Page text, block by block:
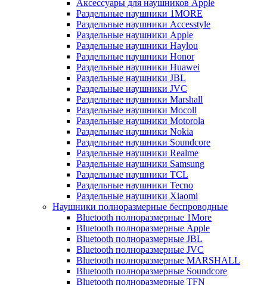
Аксессуары для наушников Apple
Раздельные наушники 1MORE
Раздельные наушники Accesstyle
Раздельные наушники Apple
Раздельные наушники Haylou
Раздельные наушники Honor
Раздельные наушники Huawei
Раздельные наушники JBL
Раздельные наушники JVC
Раздельные наушники Marshall
Раздельные наушники Mocoll
Раздельные наушники Motorola
Раздельные наушники Nokia
Раздельные наушники Soundcore
Раздельные наушники Realme
Раздельные наушники Samsung
Раздельные наушники TCL
Раздельные наушники Tecno
Раздельные наушники Xiaomi
Наушники полноразмерные беспроводные
Bluetooth полноразмерные 1More
Bluetooth полноразмерные Apple
Bluetooth полноразмерные JBL
Bluetooth полноразмерные JVC
Bluetooth полноразмерные MARSHALL
Bluetooth полноразмерные Soundcore
Bluetooth полноразмерные TFN